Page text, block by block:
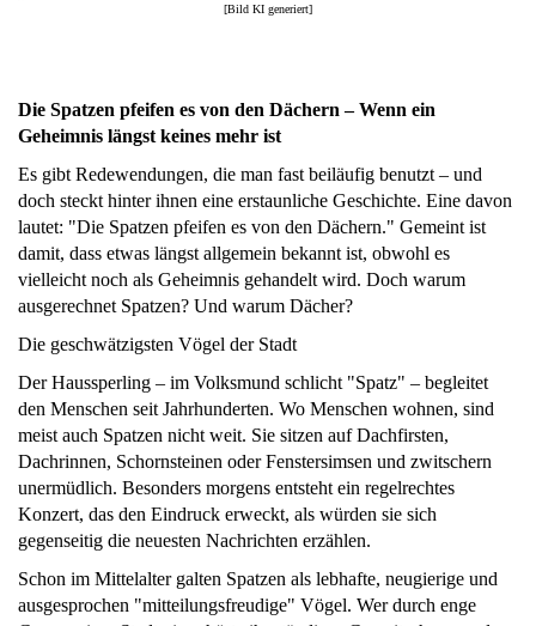
[Bild KI generiert]
Die Spatzen pfeifen es von den Dächern – Wenn ein
Geheimnis längst keines mehr ist
Es gibt Redewendungen, die man fast beiläufig benutzt – und
doch steckt hinter ihnen eine erstaunliche Geschichte. Eine davon
lautet: "Die Spatzen pfeifen es von den Dächern." Gemeint ist
damit, dass etwas längst allgemein bekannt ist, obwohl es
vielleicht noch als Geheimnis gehandelt wird. Doch warum
ausgerechnet Spatzen? Und warum Dächer?
Die geschwätzigsten Vögel der Stadt
Der Haussperling – im Volksmund schlicht "Spatz" – begleitet
den Menschen seit Jahrhunderten. Wo Menschen wohnen, sind
meist auch Spatzen nicht weit. Sie sitzen auf Dachfirsten,
Dachrinnen, Schornsteinen oder Fenstersimsen und zwitschern
unermüdlich. Besonders morgens entsteht ein regelrechtes
Konzert, das den Eindruck erweckt, als würden sie sich
gegenseitig die neuesten Nachrichten erzählen.
Schon im Mittelalter galten Spatzen als lebhafte, neugierige und
ausgesprochen "mitteilungsfreudige" Vögel. Wer durch enge